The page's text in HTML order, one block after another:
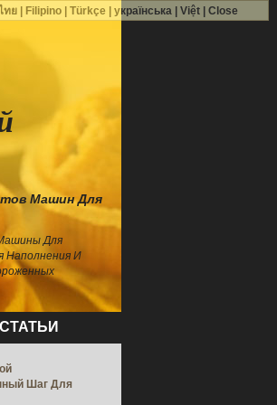
Машин Для
Для
Наполнения И
Шаг Для
ทย| Filipino| Türkçe українська| Việt| Close